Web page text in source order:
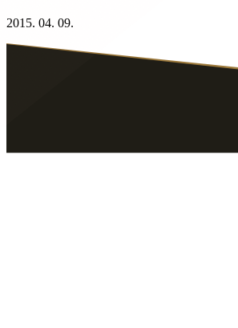
2015. 04. 09.